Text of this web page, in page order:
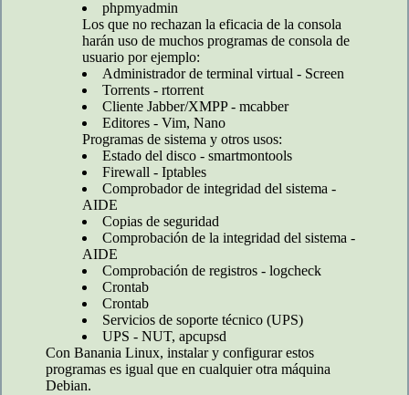
phpmyadmin
Los que no rechazan la eficacia de la consola
harán uso de muchos programas de consola de
usuario por ejemplo:
Administrador de terminal virtual - Screen
Torrents - rtorrent
Cliente Jabber/XMPP - mcabber
Editores - Vim, Nano
Programas de sistema y otros usos:
Estado del disco - smartmontools
Firewall - Iptables
Comprobador de integridad del sistema -
AIDE
Copias de seguridad
Comprobación de la integridad del sistema -
AIDE
Comprobación de registros - logcheck
Crontab
Crontab
Servicios de soporte técnico (UPS)
UPS - NUT, apcupsd
Con Banania Linux, instalar y configurar estos
programas es igual que en cualquier otra máquina
Debian.